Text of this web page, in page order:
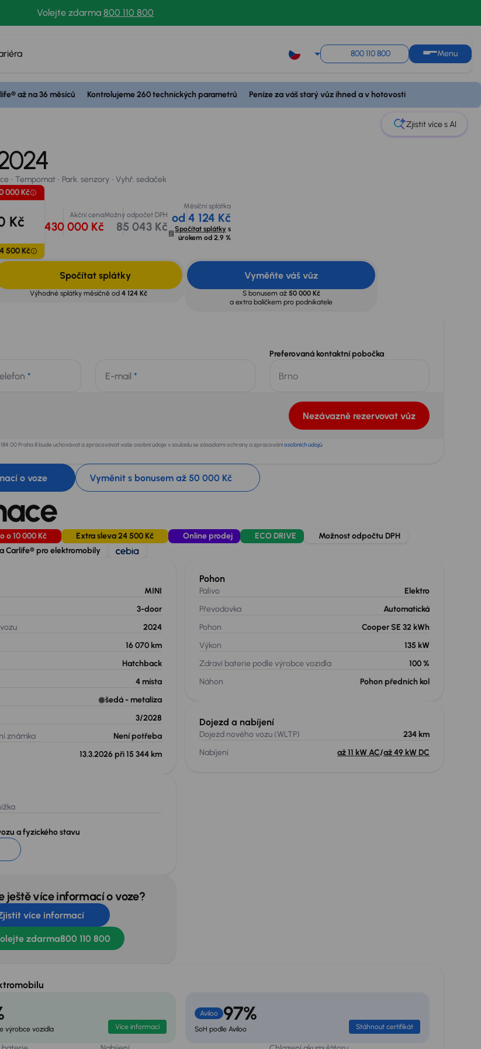
Volejte zdarma 800 110 800
800 110 800 Menu
až na 36 měsíců Kontrolujeme 260 technických parametrů Peníze za váš starý vůz ihned a v hotovosti
Zjistit více s AI
Tempomat Park. senzory
Vyhř. sedaček
000 Kč
Kč
500 Kč
Akční cena
430 000 Kč
Možný odpočet DPH
85 043 Kč
Měsíční splátka
od 4 124 Kč
Spočítat splátky s
úrokem od 2,9 %
Spočítat splátky
Výhodné splátky měsíčně od 4 124 Kč
Vyměňte váš vůz
S bonusem až 50 000 Kč
a extra balíčkem pro podnikatele
* E-mail *
Preferovaná kontaktní pobočka
Nezávazně rezervovat vůz
184 00 Praha 8 bude uchovávat a zpracovávat vaše osobní údaje v souladu se zásadami ochrany a zpracováníosobních údajů.
o voze Vyměnit s bonusem až 50 000 Kč
Akční cenaMožný odpočet DPH
Měsíční splátka
od 4 124 Kč
Spočítat splátky s
úrokem od
o 10 000 Kč Extra sleva 24 500 Kč Online prodej ECO DRIVE
Možnost odpočtu DPH
Carlife® pro elektromobily
MINI
3-door
2024
16 070 km
Hatchback
4 místa
šedá - metalíza
3/2028
známka
Není potřeba
13.3.2026 při 15 344 km
a fyzického stavu
ještě více informací o voze?
více informací
zdarma800 110 800
Pohon
Palivo
Elektro
Převodovka
Automatická
Pohon
Cooper SE 32 kWh
Výkon
135 kW
Zdraví baterie podle výrobce vozidla
100 %
Náhon
Pohon předních kol
Dojezd a nabíjení
Dojezd nového vozu (WLTP)
234 km
Nabíjení
až 11 kW AC/až 49 kW DC
výrobce vozidla Více informací
Aviloo 97%
SoH podle Aviloo Stáhnout certifikát